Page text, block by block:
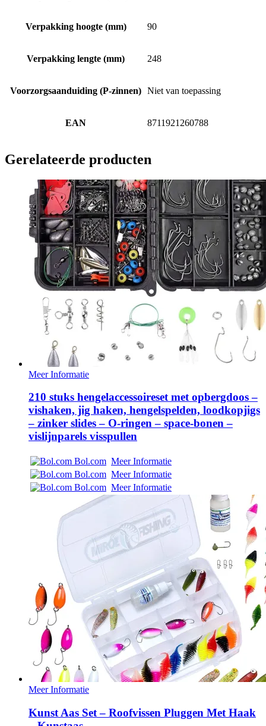
Verpakking hoogte (mm) 90
Verpakking lengte (mm) 248
Voorzorgsaanduiding (P-zinnen) Niet van toepassing
EAN 8711921260788
Gerelateerde producten
Meer Informatie
210 stuks hengelaccessoireset met opbergdoos –
vishaken, jig haken, hengelspelden, loodkopjigs
– zinker slides – O-ringen – space-bonen –
vislijnparels visspullen
Bol.com Meer Informatie
Bol.com Meer Informatie
Bol.com Meer Informatie
Meer Informatie
Kunst Aas Set – Roofvissen Pluggen Met Haak